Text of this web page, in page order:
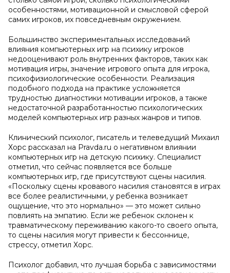
особенностями, мотивационной и смысловой сферой
самих игроков, их повседневным окружением.
Большинство экспериментальных исследований
влияния компьютерных игр на психику игроков
недооценивают роль внутренних факторов, таких как
мотивация игры, значение игрового опыта для игрока,
психофизиологические особенности. Реализация
подобного подхода на практике усложняется
трудностью диагностики мотивации игроков, а также
недостаточной разработанностью психологических
моделей компьютерных игр разных жанров и типов.
Клинический психолог, писатель и телеведущий Михаил
Хорс рассказал на Pravda.ru о негативном влиянии
компьютерных игр на детскую психику. Специалист
отметил, что сейчас появляется все больше
компьютерных игр, где присутствуют сцены насилия.
«Поскольку сцены кровавого насилия становятся в играх
все более реалистичными, у ребенка возникает
ощущение, что это нормально» — это может сильно
повлиять на эмпатию. Если же ребенок склонен к
травматическому переживанию какого-то своего опыта,
то сцены насилия могут привести к бессоннице,
стрессу, отметил Хорс.
Психолог добавил, что лучшая борьба с зависимостями